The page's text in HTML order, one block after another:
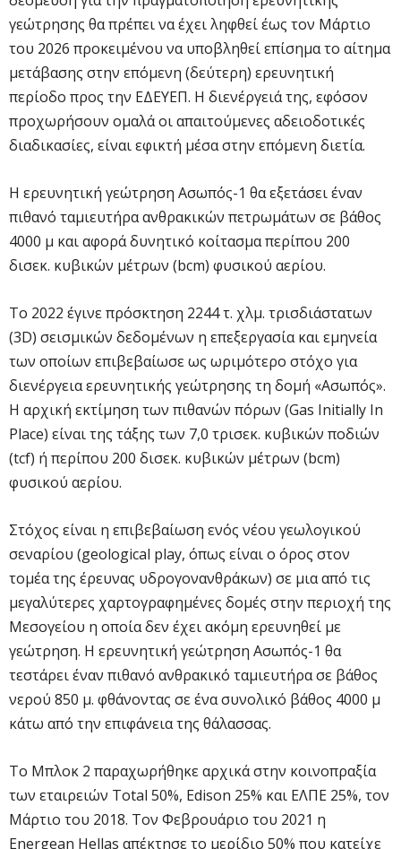
γεώτρησης θα πρέπει να έχει ληφθεί έως τον Μάρτιο
του 2026 προκειμένου να υποβληθεί επίσημα το αίτημα
μετάβασης στην επόμενη (δεύτερη) ερευνητική
περίοδο προς την ΕΔΕΥΕΠ. Η διενέργειά της, εφόσον
προχωρήσουν ομαλά οι απαιτούμενες αδειοδοτικές
διαδικασίες, είναι εφικτή μέσα στην επόμενη διετία.
Η ερευνητική γεώτρηση Ασωπός-1 θα εξετάσει έναν
πιθανό ταμιευτήρα ανθρακικών πετρωμάτων σε βάθος
4000 μ και αφορά δυνητικό κοίτασμα περίπου 200
δισεκ. κυβικών μέτρων (bcm) φυσικού αερίου.
Το 2022 έγινε πρόσκτηση 2244 τ. χλμ. τρισδιάστατων
(3D) σεισμικών δεδομένων η επεξεργασία και εμηνεία
των οποίων επιβεβαίωσε ως ωριμότερο στόχο για
διενέργεια ερευνητικής γεώτρησης τη δομή «Ασωπός».
Η αρχική εκτίμηση των πιθανών πόρων (Gas Initially In
Place) είναι της τάξης των 7,0 τρισεκ. κυβικών ποδιών
(tcf) ή περίπου 200 δισεκ. κυβικών μέτρων (bcm)
φυσικού αερίου.
Στόχος είναι η επιβεβαίωση ενός νέου γεωλογικού
σεναρίου (geological play, όπως είναι ο όρος στον
τομέα της έρευνας υδρογονανθράκων) σε μια από τις
μεγαλύτερες χαρτογραφημένες δομές στην περιοχή της
Μεσογείου η οποία δεν έχει ακόμη ερευνηθεί με
γεώτρηση. Η ερευνητική γεώτρηση Ασωπός-1 θα
τεστάρει έναν πιθανό ανθρακικό ταμιευτήρα σε βάθος
νερού 850 μ. φθάνοντας σε ένα συνολικό βάθος 4000 μ
κάτω από την επιφάνεια της θάλασσας.
Το Μπλοκ 2 παραχωρήθηκε αρχικά στην κοινοπραξία
των εταιρειών Total 50%, Edison 25% και ΕΛΠΕ 25%, τον
Μάρτιο του 2018. Τον Φεβρουάριο του 2021 η
Energean Hellas απέκτησε το μερίδιο 50% που κατείχε